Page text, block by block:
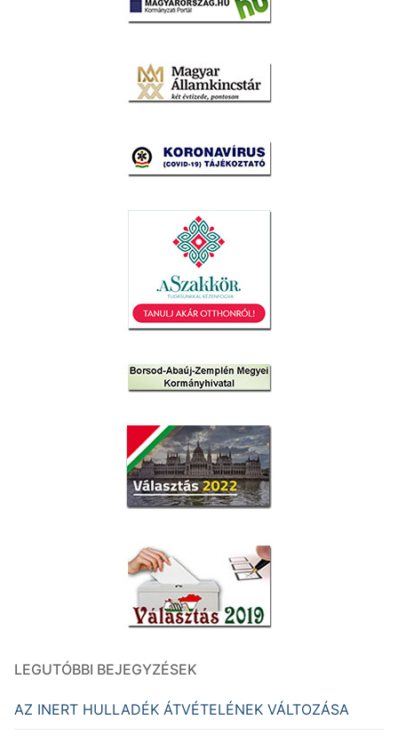
LEGUTÓBBI BEJEGYZÉSEK
AZ INERT HULLADÉK ÁTVÉTELÉNEK VÁLTOZÁSA